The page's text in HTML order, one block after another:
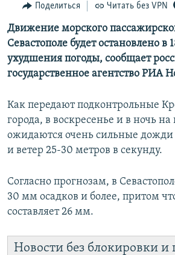
поискуИНФОГРАФИКА
ТЕЛЕПРОЕКТ КРЫМ.РЕАЛИИ
СОВЕТЫ ПРАВОЗАЩИТНИКОВ
ПРОПАВШИЕ БЕЗ ВЕСТИ
КРЫМ.НЕПОКОРЕННЫЙ
ELIFBE
КАК ОБОЙТИ БЛОКИРОВКУ
Українською
Qırımtatar
Все сайты RFE/RL
Поделиться Читать без VPN
Движение морского
Севастополе будет остановлено в
ухудшения погоды, сообщает
государственное агентство РИА
Как передают подконтрольные
города, в воскресенье и в ночь
ожидаются очень сильные
и ветер 25-30 метров в секунду.
Согласно прогнозам, в
30 мм осадков и более, притом
составляет 26 мм.
Новости без блокировки и